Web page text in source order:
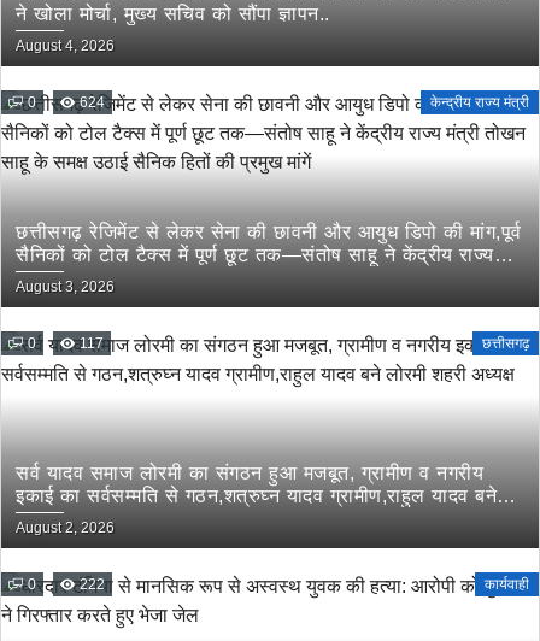
ने खोला मोर्चा, मुख्य सचिव को सौंपा ज्ञापन..
August 4, 2026
0 624 केन्द्रीय राज्य मंत्री
छत्तीसगढ़ रेजिमेंट से लेकर सेना की छावनी और आयुध डिपो की मांग,पूर्व
सैनिकों को टोल टैक्स में पूर्ण छूट तक—संतोष साहू ने केंद्रीय राज्य
मंत्री तोखन साहू के समक्ष उठाई सैनिक हितों की प्रमुख मांगें
August 3, 2026
0 117 छत्तीसगढ़
सर्व यादव समाज लोरमी का संगठन हुआ मजबूत, ग्रामीण व नगरीय
इकाई का सर्वसम्मति से गठन,शत्रुघ्न यादव ग्रामीण,राहुल यादव बने
लोरमी शहरी अध्यक्ष
August 2, 2026
0 222 कार्यवाही